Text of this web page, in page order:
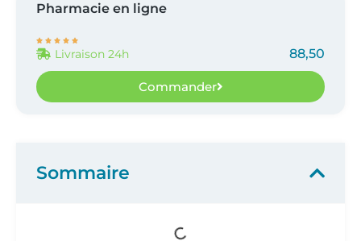
Pharmacie en ligne
    
Livraison 24h 88,50
Commander
Sommaire